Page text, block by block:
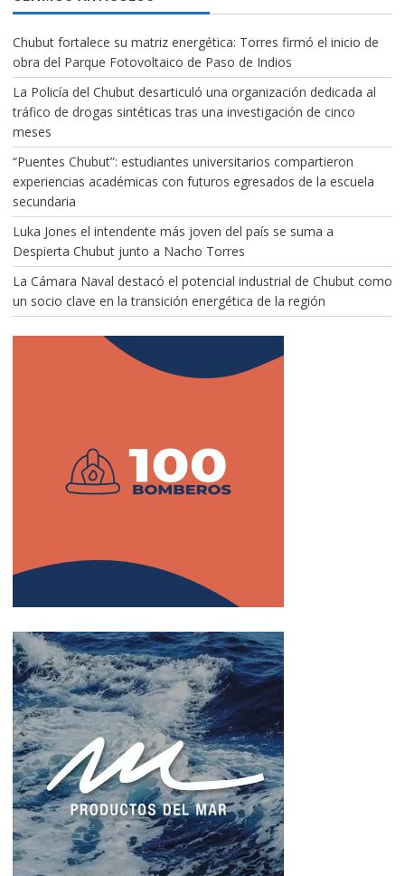
Chubut fortalece su matriz energética: Torres firmó el inicio de
obra del Parque Fotovoltaico de Paso de Indios
La Policía del Chubut desarticuló una organización dedicada al
tráfico de drogas sintéticas tras una investigación de cinco
meses
“Puentes Chubut”: estudiantes universitarios compartieron
experiencias académicas con futuros egresados de la escuela
secundaria
Luka Jones el intendente más joven del país se suma a
Despierta Chubut junto a Nacho Torres
La Cámara Naval destacó el potencial industrial de Chubut como
un socio clave en la transición energética de la región